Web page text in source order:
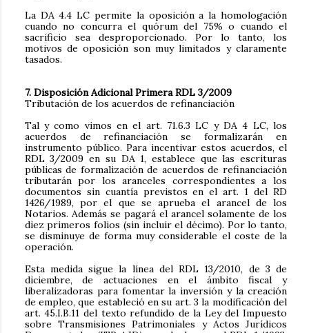
La DA 4.4 LC permite la oposición a la homologación
cuando no concurra el quórum del 75% o cuando el
sacrificio sea desproporcionado. Por lo tanto, los
motivos de oposición son muy limitados y claramente
tasados.
7. Disposición Adicional Primera RDL 3/2009
Tributación de los acuerdos de refinanciación
Tal y como vimos en el art. 71.6.3 LC y DA 4 LC, los
acuerdos de refinanciación se formalizarán en
instrumento público. Para incentivar estos acuerdos, el
RDL 3/2009 en su DA 1, establece que las escrituras
públicas de formalización de acuerdos de refinanciación
tributarán por los aranceles correspondientes a los
documentos sin cuantía previstos en el art. 1 del RD
1426/1989, por el que se aprueba el arancel de los
Notarios. Además se pagará el arancel solamente de los
diez primeros folios (sin incluir el décimo). Por lo tanto,
se disminuye de forma muy considerable el coste de la
operación.
Esta medida sigue la línea del RDL 13/2010, de 3 de
diciembre, de actuaciones en el ámbito fiscal y
liberalizadoras para fomentar la inversión y la creación
de empleo, que estableció en su art. 3 la modificación del
art. 45.I.B.11 del texto refundido de la Ley del Impuesto
sobre Transmisiones Patrimoniales y Actos Jurídicos